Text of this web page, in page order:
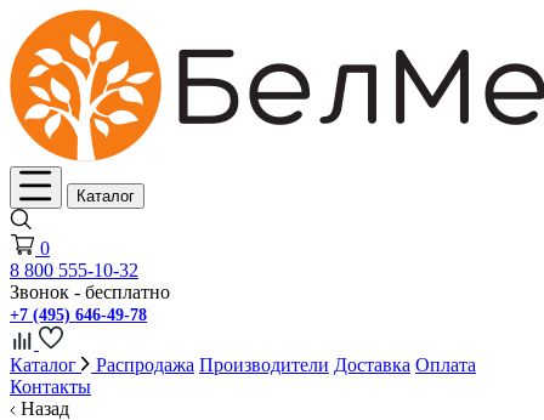
Каталог
0
8 800 555-10-32
Звонок - бесплатно
+7 (495) 646-49-78
Каталог Распродажа Производители Доставка Оплата
Контакты
Назад